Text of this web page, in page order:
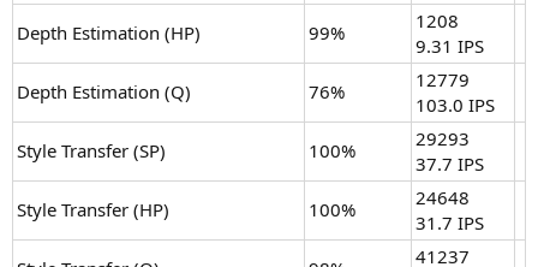
Depth Estimation (HP)
99%
1208
9.31 IPS
Depth Estimation (Q)
76%
12779
103.0 IPS
Style Transfer (SP)
100%
29293
37.7 IPS
Style Transfer (HP)
100%
24648
31.7 IPS
41237